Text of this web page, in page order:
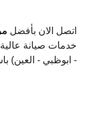
اتصل الان بأفضل
خدمات صيانة
- ابوظبي - العين)